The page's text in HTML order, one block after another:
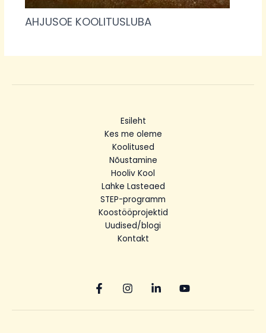
AHJUSOE KOOLITUSLUBA
Esileht
Kes me oleme
Koolitused
Nõustamine
Hooliv Kool
Lahke Lasteaed
STEP-programm
Koostööprojektid
Uudised/blogi
Kontakt